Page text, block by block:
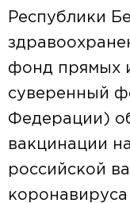
Республики
фонд прямых
суверенный
Федерации)
вакцинации
российской